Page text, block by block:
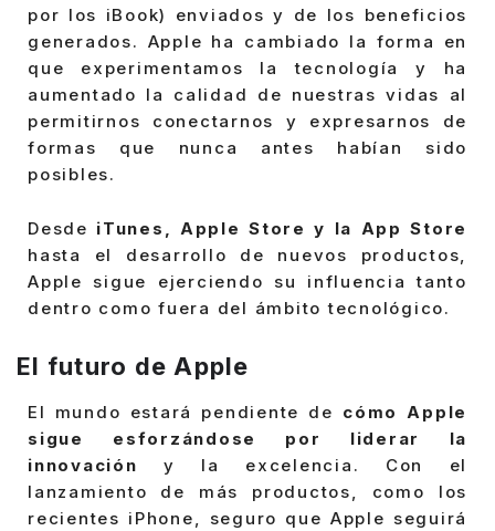
por los iBook) enviados y de los beneficios
generados. Apple ha cambiado la forma en
que experimentamos la tecnología y ha
aumentado la calidad de nuestras vidas al
permitirnos conectarnos y expresarnos de
formas que nunca antes habían sido
posibles.
Desde iTunes, Apple Store y la App Store
hasta el desarrollo de nuevos productos,
Apple sigue ejerciendo su influencia tanto
dentro como fuera del ámbito tecnológico.
El futuro de Apple
El mundo estará pendiente de cómo Apple
sigue esforzándose por liderar la
innovación y la excelencia. Con el
lanzamiento de más productos, como los
recientes iPhone, seguro que Apple seguirá